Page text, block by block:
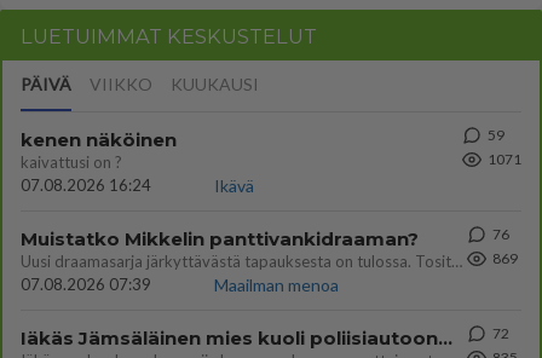
LUETUIMMAT KESKUSTELUT
PÄIVÄ VIIKKO KUUKAUSI
kenen näköinen
kaivattusi on ?
07.08.2026 16:24
Ikävä
59
1071
Muistatko Mikkelin panttivankidraaman?
Uusi draamasarja järkyttävästä tapauksesta on tulossa. Tositapahtumiin perustuva sarja ammentaa vuoden 1986 Mikkelin pan
07.08.2026 07:39
Maailman menoa
76
869
Iäkäs Jämsäläinen mies kuoli poliisiautoon matkalla Jyväskylän putkaan
72